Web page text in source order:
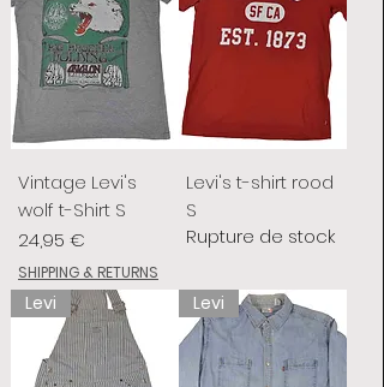
Vintage Levi's
wolf t-Shirt S
Prix
24,95 €
SHIPPING & RETURNS
Levi's t-shirt rood
S
Rupture de stock
Levi Levi